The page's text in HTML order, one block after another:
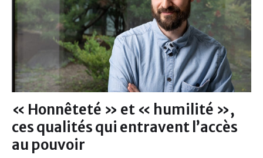
« Honnêteté » et « humilité »,
ces qualités qui entravent l’accès
au pouvoir